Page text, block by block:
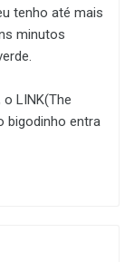
tenho até mais
minutos
LINK(The
bigodinho entra